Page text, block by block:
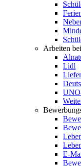
Arbeiten bei
Lidl
E-